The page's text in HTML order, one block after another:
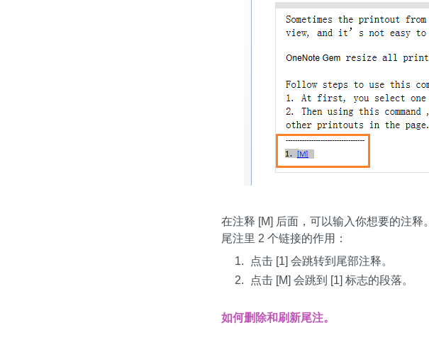
在注释 [M] 后面，可以输入你想要的注释。
尾注里 2 个链接的作用：
点击 [1] 会跳转到尾部注释。
点击 [M] 会跳到 [1] 标志的段落。
如何删除和刷新尾注。